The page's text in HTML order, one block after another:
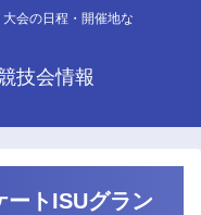
会の日程・開催地な
技会情報
ートISUグラン